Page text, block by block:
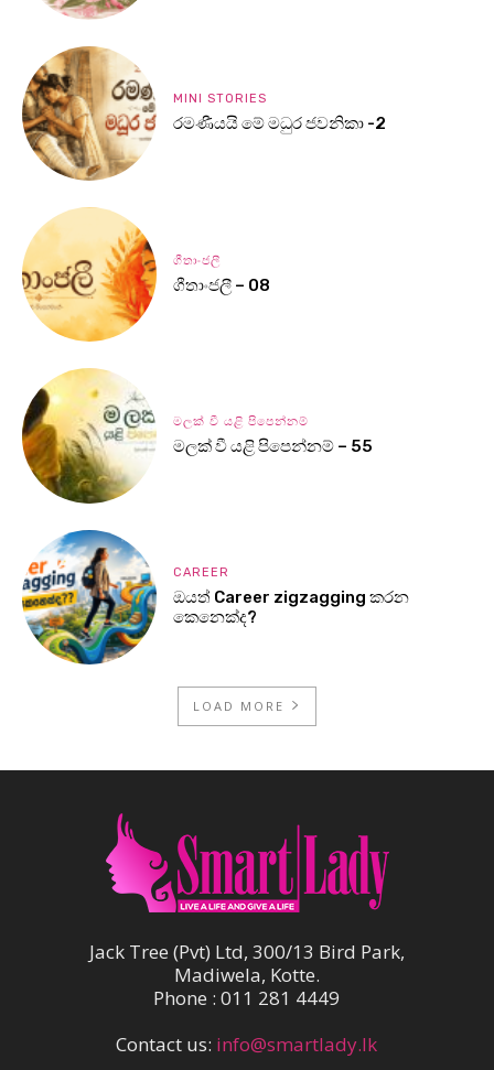
MINI STORIES
රමණීයයි මේ මධුර ජවනිකා -2
ගීතාංජලී
ගීතාංජලී – 08
මලක් වී යළි පිපෙන්නම්
මලක් වී යළි පිපෙන්නම් – 55
CAREER
ඔයත් Career zigzagging කරන
කෙනෙක්ද?
LOAD MORE
Jack Tree (Pvt) Ltd, 300/13 Bird Park,
Madiwela, Kotte.
Phone : 011 281 4449
Contact us: info@smartlady.lk